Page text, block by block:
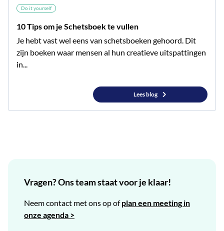
Do it yourself
10 Tips om je Schetsboek te vullen
Je hebt vast wel eens van schetsboeken gehoord. Dit
zijn boeken waar mensen al hun creatieve uitspattingen
in...
Lees blog
Vragen? Ons team staat voor je klaar!
Neem contact met ons op ofplan een meeting in
onze agenda >